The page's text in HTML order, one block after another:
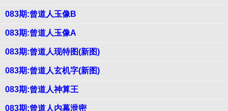
083期:曾道人玉像B
083期:曾道人玉像A
083期:曾道人现特图(新图)
083期:曾道人玄机字(新图)
083期:曾道人神算王
083期:曾道人内幕泄密